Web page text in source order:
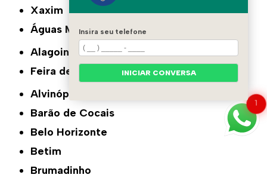
Xaxim
Águas Mornas
Alagoinhas
Feira de Santana
Alvinópolis
Barão de Cocais
Belo Horizonte
Betim
Brumadinho
1
Insira seu telefone
INICIAR CONVERSA